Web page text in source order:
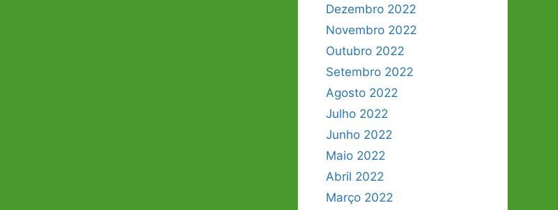
Dezembro 2022
Novembro 2022
Outubro 2022
Setembro 2022
Agosto 2022
Julho 2022
Junho 2022
Maio 2022
Abril 2022
Março 2022